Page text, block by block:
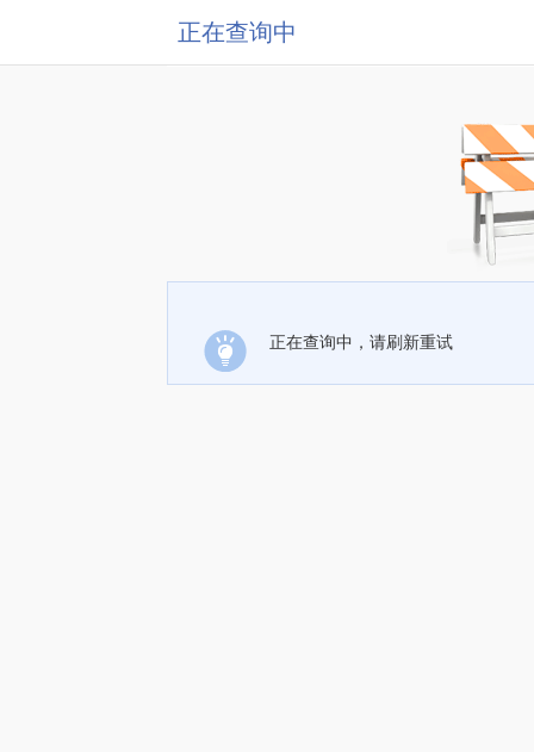
正在查询中
正在查询中，请刷新重试